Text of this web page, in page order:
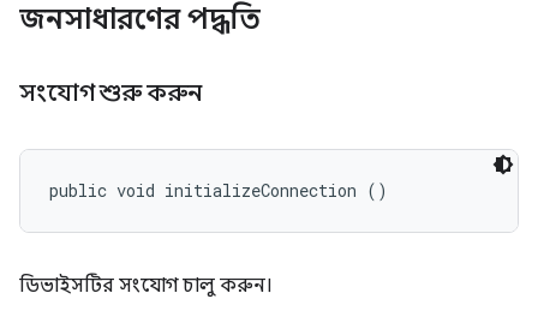
জনসাধারণের পদ্ধতি
সংযোগ শুরু করুন
public void initializeConnection ()
ডিভাইসটির সংযোগ চালু করুন।